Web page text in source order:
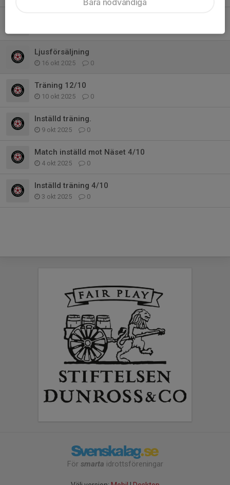
Ljusförsäljning
16 okt 2025 0
Träning 12/10
10 okt 2025 0
Inställd träning.
9 okt 2025 0
Match inställd mot Näset 4/10
4 okt 2025 0
Inställd träning 4/10
3 okt 2025 0
För smarta idrottsföreningar